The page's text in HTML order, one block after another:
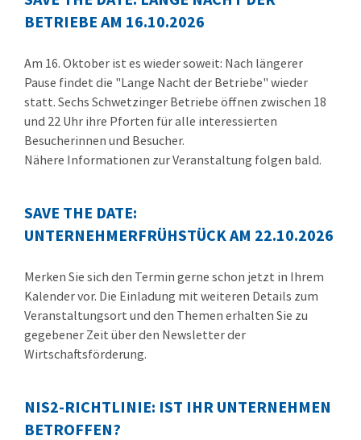
BETRIEBE AM 16.10.2026
Am 16. Oktober ist es wieder soweit: Nach längerer
Pause findet die "Lange Nacht der Betriebe" wieder
statt. Sechs Schwetzinger Betriebe öffnen zwischen 18
und 22 Uhr ihre Pforten für alle interessierten
Besucherinnen und Besucher.
Nähere Informationen zur Veranstaltung folgen bald.
SAVE THE DATE:
UNTERNEHMERFRÜHSTÜCK AM 22.10.2026
Merken Sie sich den Termin gerne schon jetzt in Ihrem
Kalender vor. Die Einladung mit weiteren Details zum
Veranstaltungsort und den Themen erhalten Sie zu
gegebener Zeit über den Newsletter der
Wirtschaftsförderung.
NIS2-RICHTLINIE: IST IHR UNTERNEHMEN
BETROFFEN?